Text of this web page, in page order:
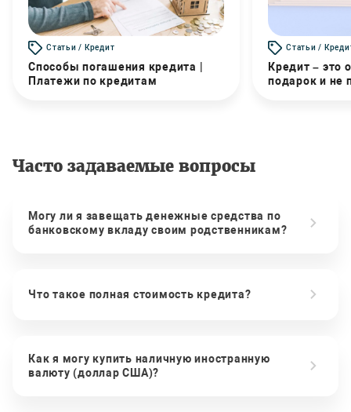
Статьи / Кредит
Способы погашения кредита |
Платежи по кредитам
Статьи /
Кредит – это
подарок и не
Часто задаваемые вопросы
Могу ли я завещать денежные средства по
банковскому вкладу своим родственникам?
Что такое полная стоимость кредита?
Как я могу купить наличную иностранную
валюту (доллар США)?